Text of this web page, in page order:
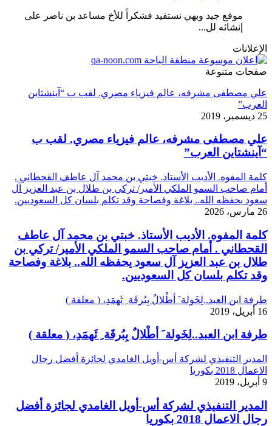
موقع جيد وبهي نستفيد فشكراً للأخ مساعد بن ناصر على
إنشائه لل...
الإعلانات
صفحات متنوعة
علي مصطفى مشرفه، عالم فيزياء مصري. لقب ب “آينشتاين
العرب”
25 ديسمبر، 2019
علي مصطفى مشرفه، عالم فيزياء مصري. لقب ب
“آينشتاين العرب”
كلمة المفوه. الأديب الأستاذ. خبتي بن محمد آل عاطف القحطاني .
أمام صاحب السمو الملكي الأمير/ تركي بن طلال بن عبد العزيز آل
سعود يحفظه الله.. بلاغة وفصاحة وقد تكلم بلسان كل السعوديين.
26 مارس، 2026
كلمة المفوه. الأديب الأستاذ. خبتي بن محمد آل عاطف
القحطاني . أمام صاحب السمو الملكي الأمير/ تركي بن
طلال بن عبد العزيز آل سعود يحفظه الله.. بلاغة وفصاحة
وقد تكلم بلسان كل السعوديين.
طرفة ابن العبد..لِخَولة َ أطْلالٌ بِبُرقَة ِ ثَهمَدِ، ( معلقة )
16 أبريل، 2019
طرفة ابن العبد..لِخَولة َ أطْلالٌ بِبُرقَة ِ ثَهمَدِ، ( معلقة )
المدير التنفيذي لشركة أس-أويل الغامدي لجائزة أفضل رجال
الاعمال 2018 بكوريا
9 أبريل، 2019
المدير التنفيذي لشركة أس-أويل الغامدي لجائزة أفضل
رجال الاعمال 2018 بكوريا